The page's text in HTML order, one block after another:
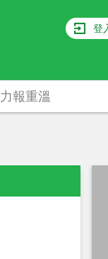
登
力報重溫